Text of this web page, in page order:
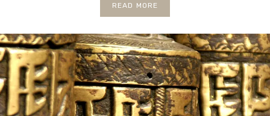
READ MORE